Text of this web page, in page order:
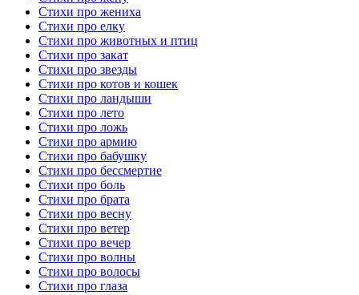
Стихи про жениха
Стихи про елку
Стихи про животных и птиц
Стихи про закат
Стихи про звезды
Стихи про котов и кошек
Стихи про ландыши
Стихи про лето
Стихи про ложь
Стихи про армию
Стихи про бабушку
Стихи про бессмертие
Стихи про боль
Стихи про брата
Стихи про весну
Стихи про ветер
Стихи про вечер
Стихи про волны
Стихи про волосы
Стихи про глаза